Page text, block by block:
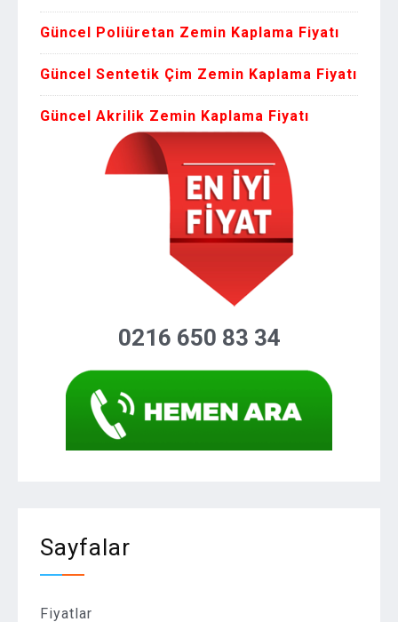
Güncel Poliüretan Zemin Kaplama Fiyatı
Güncel Sentetik Çim Zemin Kaplama Fiyatı
Güncel Akrilik Zemin Kaplama Fiyatı
0216 650 83 34
Sayfalar
Fiyatlar